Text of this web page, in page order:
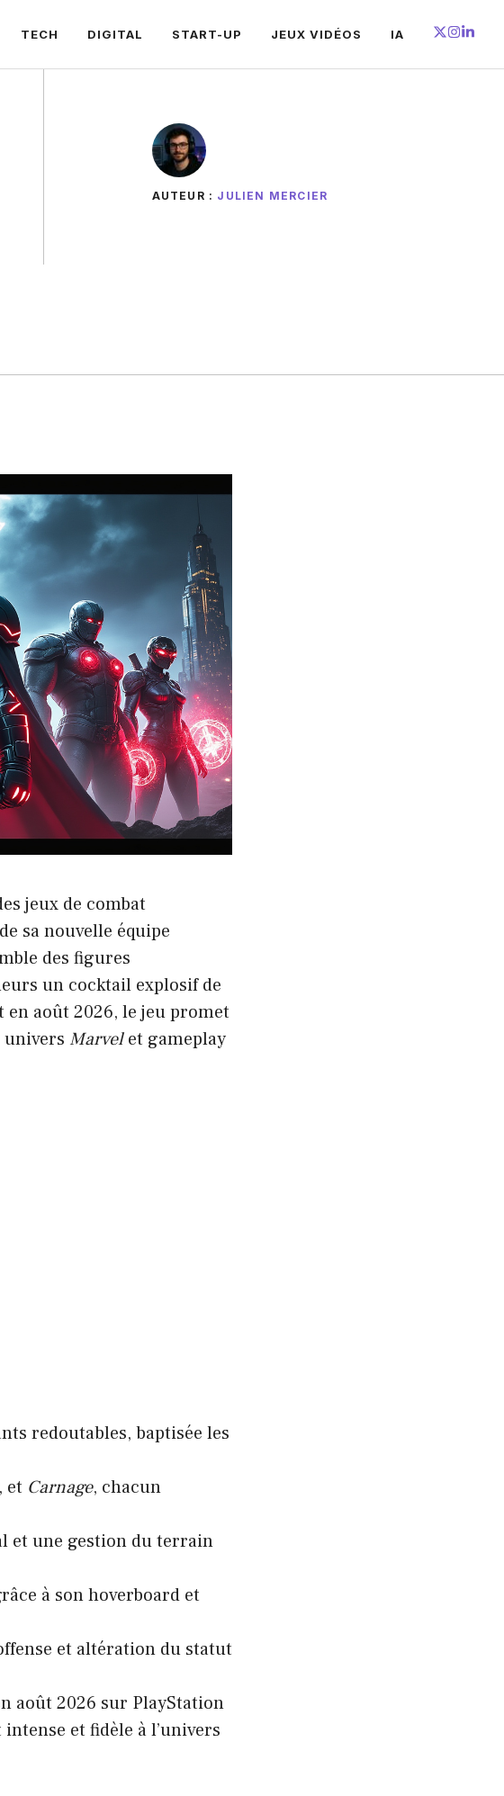
TECH DIGITAL START-UP JEUX VIDÉOS IA
AUTEUR : JULIEN MERCIER
jeux de combat
sa nouvelle équipe
des figures
un cocktail explosif de
en août 2026, le jeu promet
univers Marvelet gameplay
redoutables, baptisée les
et Carnage, chacun
et une gestion du terrain
à son hoverboard et
et altération du statut
août 2026 sur PlayStation
et fidèle à l’univers